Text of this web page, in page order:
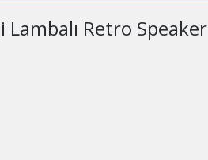
Retro Speaker